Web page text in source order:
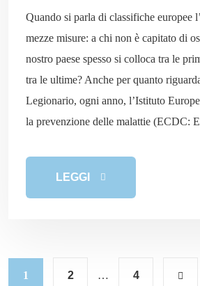
Quando si parla di classifiche europee
mezze misure: a chi non è capitato di
nostro paese spesso si colloca tra le
tra le ultime? Anche per quanto
Legionario, ogni anno, l’Istituto
la prevenzione delle malattie (ECDC:
LEGGI
1 2 … 4